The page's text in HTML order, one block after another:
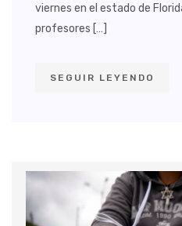
viernes en el estado de
profesores […]
SEGUIR LEYENDO